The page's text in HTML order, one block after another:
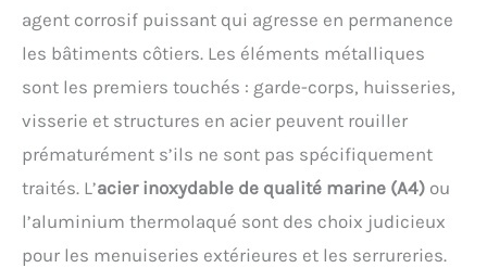
agent corrosif puissant qui agresse en permanence
les bâtiments côtiers. Les éléments métalliques
sont les premiers touchés : garde-corps, huisseries,
visserie et structures en acier peuvent rouiller
prématurément s’ils ne sont pas spécifiquement
traités. L’acier inoxydable de qualité marine (A4) ou
l’aluminium thermolaqué sont des choix judicieux
pour les menuiseries extérieures et les serrureries.